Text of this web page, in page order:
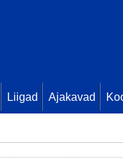
Liigad Ajakavad